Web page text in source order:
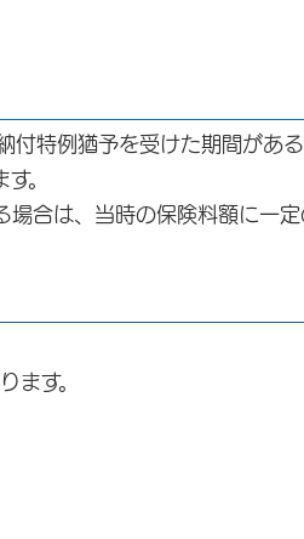
特例猶予を受けた期間があ
。
合は、当時の保険料額に一定
ます。